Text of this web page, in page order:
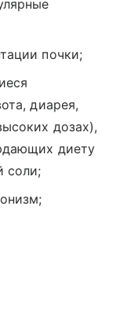
почки;
диарея,
дозах),
диету
соли;